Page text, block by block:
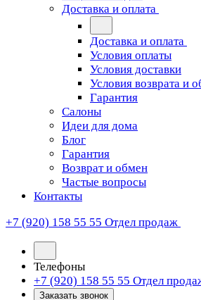
Доставка и оплата
Доставка и оплата
Условия оплаты
Условия доставки
Условия возврата и
Гарантия
Салоны
Идеи для дома
Блог
Гарантия
Возврат и обмен
Частые вопросы
Контакты
+7 (920) 158 55 55 Отдел продаж
Телефоны
+7 (920) 158 55 55 Отдел
Заказать звонок